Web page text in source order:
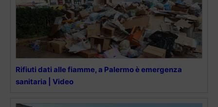
Rifiuti dati alle fiamme, a Palermo è emergenza
sanitaria | Video